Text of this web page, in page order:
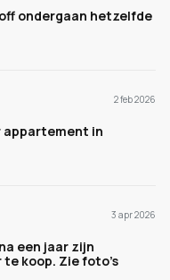
ondergaan hetzelfde
2 feb 2026
appartement in
3 apr 2026
een jaar zijn
koop. Zie foto’s